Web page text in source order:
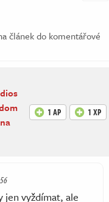
článek do komentářové
1 AP 1 XP
jen vyždímat, ale